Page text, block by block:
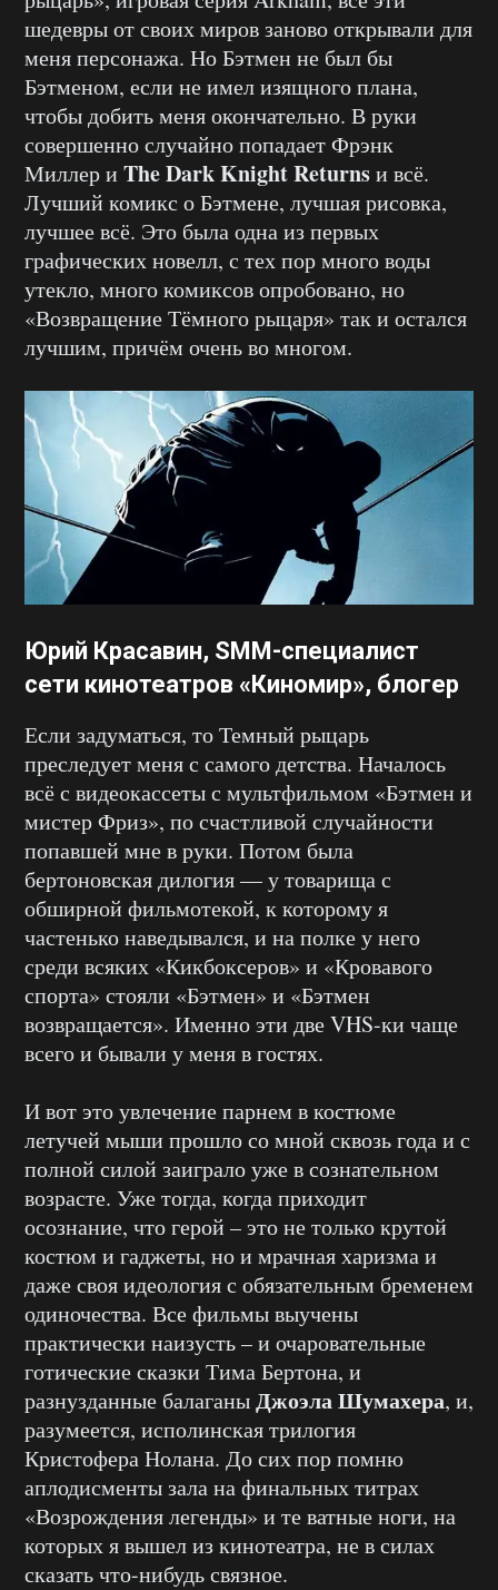
шедевры от своих миров заново открывали для
меня персонажа. Но Бэтмен не был бы
Бэтменом, если не имел изящного плана,
чтобы добить меня окончательно. В руки
совершенно случайно попадает Фрэнк
Миллер и The Dark Knight Returnsи всё.
Лучший комикс о Бэтмене, лучшая рисовка,
лучшее всё. Это была одна из первых
графических новелл, с тех пор много воды
утекло, много комиксов опробовано, но
«Возвращение Тёмного рыцаря» так и остался
лучшим, причём очень во многом.
Юрий Красавин, SMM-специалист
сети кинотеатров «Киномир», блогер
Если задуматься, то Темный рыцарь
преследует меня с самого детства. Началось
всё с видеокассеты с мультфильмом «Бэтмен и
мистер Фриз», по счастливой случайности
попавшей мне в руки. Потом была
бертоновская дилогия — у товарища с
обширной фильмотекой, к которому я
частенько наведывался, и на полке у него
среди всяких «Кикбоксеров» и «Кровавого
спорта» стояли «Бэтмен» и «Бэтмен
возвращается». Именно эти две VHS-ки чаще
всего и бывали у меня в гостях.
И вот это увлечение парнем в костюме
летучей мыши прошло со мной сквозь года и с
полной силой заиграло уже в сознательном
возрасте. Уже тогда, когда приходит
осознание, что герой – это не только крутой
костюм и гаджеты, но и мрачная харизма и
даже своя идеология с обязательным бременем
одиночества. Все фильмы выучены
практически наизусть – и очаровательные
готические сказки Тима Бертона, и
разнузданные балаганыДжоэла Шумахера, и,
разумеется, исполинская трилогия
Кристофера Нолана. До сих пор помню
аплодисменты зала на финальных титрах
«Возрождения легенды» и те ватные ноги, на
которых я вышел из кинотеатра, не в силах
сказать что-нибудь связное.